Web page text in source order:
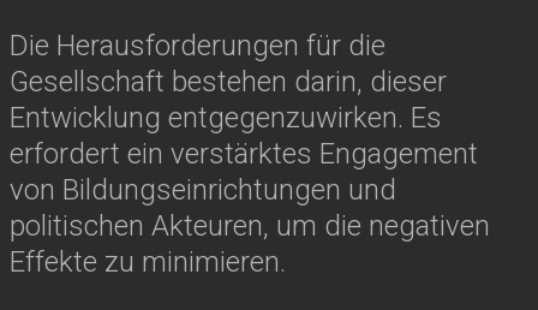
Die Herausforderungen für die
Gesellschaft bestehen darin, dieser
Entwicklung entgegenzuwirken. Es
erfordert ein verstärktes Engagement
von Bildungseinrichtungen und
politischen Akteuren, um die negativen
Effekte zu minimieren.